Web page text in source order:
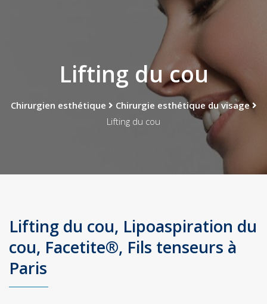
Lifting du cou
Chirurgien esthétique
Chirurgie esthétique du visage
Lifting du cou
Lifting du cou, Lipoaspiration du
cou, Facetite®, Fils tenseurs à
Paris